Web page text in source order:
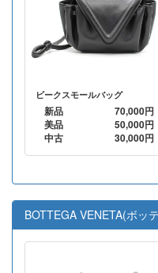
ビークスモールバッグ
新品
70,000円
美品
50,000円
中古
30,000円
BOTTEGA VENETA(ボッ